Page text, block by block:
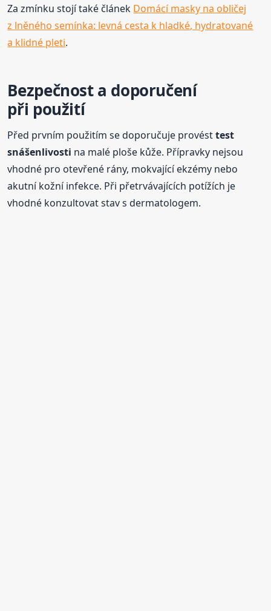
Za zmínku stojí také článek Domácí masky na obličej
z lněného semínka: levná cesta k hladké, hydratované
a klidné pleti.
Bezpečnost a doporučení
při použití
Před prvním použitím se doporučuje provésttest
snášenlivosti na malé ploše kůže. Přípravky nejsou
vhodné pro otevřené rány, mokvající ekzémy nebo
akutní kožní infekce. Při přetrvávajících potížích je
vhodné konzultovat stav s dermatologem.